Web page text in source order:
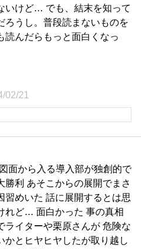
いけど… でも、結末を知って
ろうし。普段読まないものを
読んだらもっと面白くなっ
02/21
面から入る導入部が独創的で
勝利 あそこからの展開でまさ
習めいた 話に展開するとは思
れど… 面白かった 事の真相
ライターや栗原さんが 危険な
かとヒヤヒヤしたが取り越し